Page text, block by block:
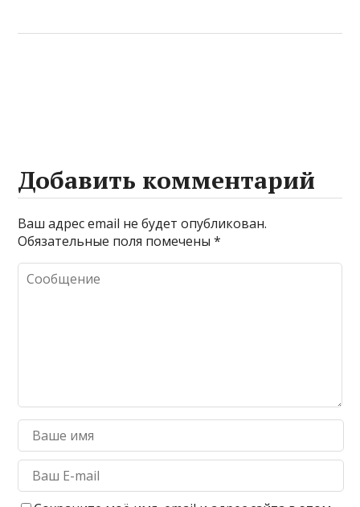
Добавить комментарий
Ваш адрес email не будет опубликован.
Обязательные поля помечены*